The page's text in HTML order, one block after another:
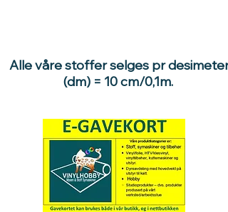
Alle våre stoffer selges pr desimeter
(dm) = 10 cm/0,1m.